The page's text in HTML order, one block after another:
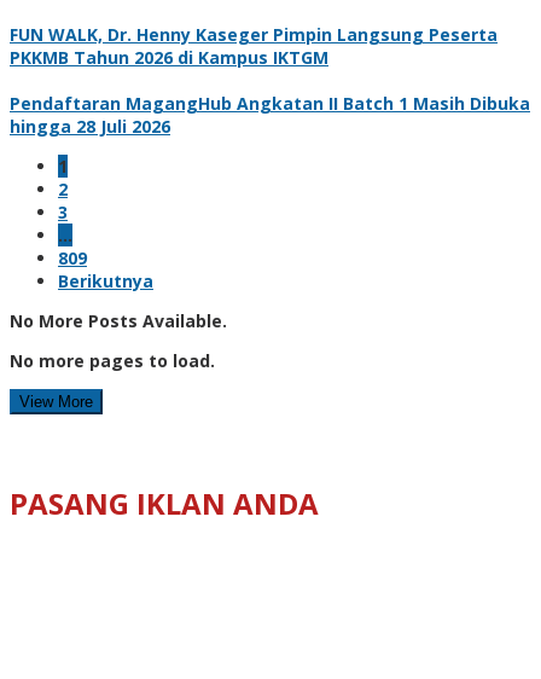
FUN WALK, Dr. Henny Kaseger Pimpin Langsung Peserta
PKKMB Tahun 2026 di Kampus IKTGM
Pendaftaran MagangHub Angkatan II Batch 1 Masih Dibuka
hingga 28 Juli 2026
1
2
3
…
809
Berikutnya
No More Posts Available.
No more pages to load.
View More
PASANG IKLAN ANDA